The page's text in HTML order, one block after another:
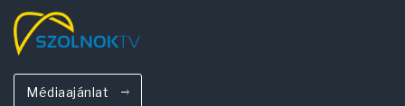
Médiaajánlat